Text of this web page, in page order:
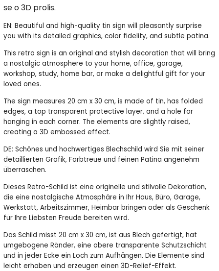
se o 3D prolis.
EN: Beautiful and high-quality tin sign will pleasantly surprise
you with its detailed graphics, color fidelity, and subtle patina.
This retro sign is an original and stylish decoration that will bring
a nostalgic atmosphere to your home, office, garage,
workshop, study, home bar, or make a delightful gift for your
loved ones.
The sign measures 20 cm x 30 cm, is made of tin, has folded
edges, a top transparent protective layer, and a hole for
hanging in each corner. The elements are slightly raised,
creating a 3D embossed effect.
DE: Schönes und hochwertiges Blechschild wird Sie mit seiner
detaillierten Grafik, Farbtreue und feinen Patina angenehm
überraschen.
Dieses Retro-Schild ist eine originelle und stilvolle Dekoration,
die eine nostalgische Atmosphäre in Ihr Haus, Büro, Garage,
Werkstatt, Arbeitszimmer, Heimbar bringen oder als Geschenk
für Ihre Liebsten Freude bereiten wird.
Das Schild misst 20 cm x 30 cm, ist aus Blech gefertigt, hat
umgebogene Ränder, eine obere transparente Schutzschicht
und in jeder Ecke ein Loch zum Aufhängen. Die Elemente sind
leicht erhaben und erzeugen einen 3D-Relief-Effekt.